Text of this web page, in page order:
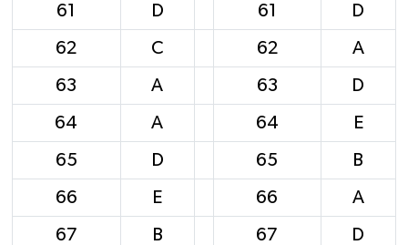
61 D 61 D
62 C 62 A
63 A 63 D
64 A 64 E
65 D 65 B
66 E 66 A
67 B 67 D